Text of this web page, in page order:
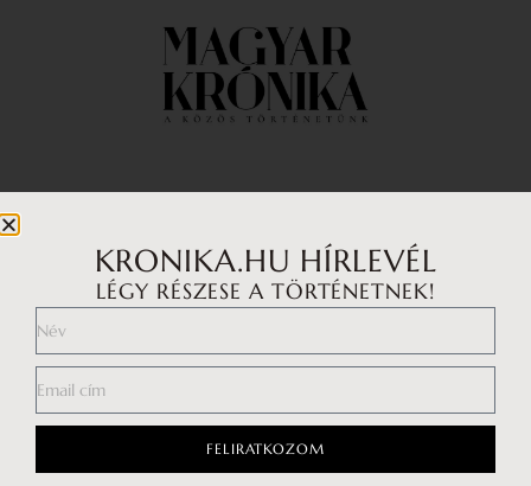
Médiaajánlat
Adatkezelési tájékoztató
Facebook
KRONIKA.HU HÍRLEVÉL
LÉGY RÉSZESE A TÖRTÉNETNEK!
FELIRATKOZOM